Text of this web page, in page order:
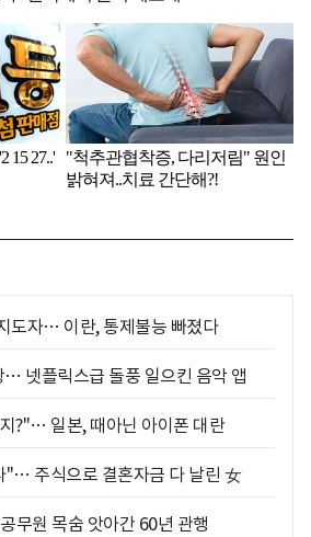
도자… 이란, 통제불능 빠졌다
… 넷플릭스급 돌풍 일으킨 음악 앱
?"… 일본, 때아닌 아이폰 대란
"… 주식으로 결혼자금 다 날린 女
무원 목숨 앗아간 60년 관행